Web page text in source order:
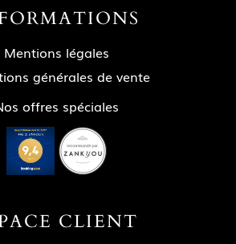
Mentions légales
générales de vente
offres spéciales
CLIENT